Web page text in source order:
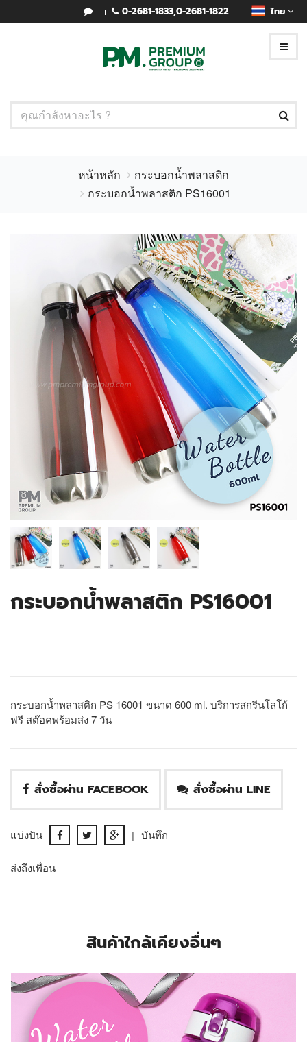
0-2681-1833,0-2681-1822 ไทย
หน้าหลัก
กระบอกน้ำพลาสติก
กระบอกน้ำพลาสติก PS16001
กระบอกน้ำพลาสติก PS16001
กระบอกน้ำพลาสติก PS 16001 ขนาด 600 ml. บริการสกรีนโลโก้
ฟรี สต๊อคพร้อมส่ง 7 วัน
สั่งซื้อผ่าน FACEBOOK สั่งซื้อผ่าน LINE
แบ่งปัน | บันทึก
ส่งถึงเพื่อน
สินค้าใกล้เคียงอื่นๆ